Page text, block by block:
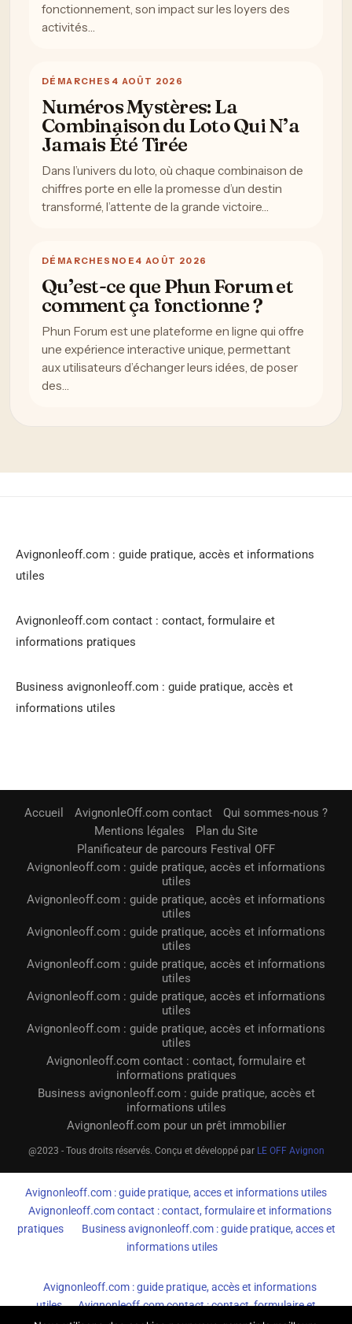
fonctionnement, son impact sur les loyers des
activités…
DÉMARCHES 4 AOÛT 2026
Numéros Mystères: La
Combinaison du Loto Qui N’a
Jamais Été Tirée
Dans l’univers du loto, où chaque combinaison de
chiffres porte en elle la promesse d’un destin
transformé, l’attente de la grande victoire…
DÉMARCHES NOE 4 AOÛT 2026
Qu’est-ce que Phun Forum et
comment ça fonctionne ?
Phun Forum est une plateforme en ligne qui offre
une expérience interactive unique, permettant
aux utilisateurs d’échanger leurs idées, de poser
des…
Avignonleoff.com : guide pratique, accès et informations
utiles
Avignonleoff.com contact : contact, formulaire et
informations pratiques
Business avignonleoff.com : guide pratique, accès et
informations utiles
Accueil AvignonleOff.com contact
Qui sommes-nous ?
Mentions légales
Plan du Site
Planificateur de parcours Festival OFF
Avignonleoff.com : guide pratique, accès et informations
utiles
Avignonleoff.com : guide pratique, accès et informations
utiles
Avignonleoff.com : guide pratique, accès et informations
utiles
Avignonleoff.com : guide pratique, accès et informations
utiles
Avignonleoff.com : guide pratique, accès et informations
utiles
Avignonleoff.com : guide pratique, accès et informations
utiles
Avignonleoff.com contact : contact, formulaire et
informations pratiques
Business avignonleoff.com : guide pratique, accès et
informations utiles
Avignonleoff.com pour un prêt immobilier
@2023 - Tous droits réservés. Conçu et développé par LE OFF Avignon
Avignonleoff.com : guide pratique, acces et informations utiles
Avignonleoff.com contact : contact, formulaire et informations
pratiques
Business avignonleoff.com : guide pratique, acces et
informations utiles
Avignonleoff.com : guide pratique, accès et informations
utiles
Avignonleoff.com contact : contact, formulaire et